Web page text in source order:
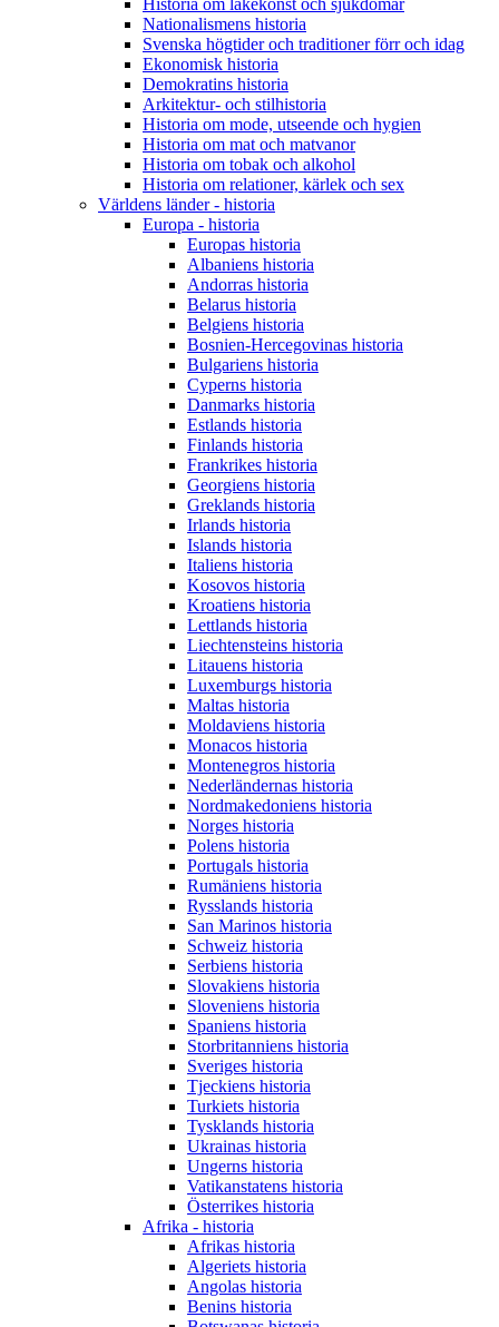
Historia om läkekonst och sjukdomar
Nationalismens historia
Svenska högtider och traditioner förr och idag
Ekonomisk historia
Demokratins historia
Arkitektur- och stilhistoria
Historia om mode, utseende och hygien
Historia om mat och matvanor
Historia om tobak och alkohol
Historia om relationer, kärlek och sex
Världens länder - historia
Europa - historia
Europas historia
Albaniens historia
Andorras historia
Belarus historia
Belgiens historia
Bosnien-Hercegovinas historia
Bulgariens historia
Cyperns historia
Danmarks historia
Estlands historia
Finlands historia
Frankrikes historia
Georgiens historia
Greklands historia
Irlands historia
Islands historia
Italiens historia
Kosovos historia
Kroatiens historia
Lettlands historia
Liechtensteins historia
Litauens historia
Luxemburgs historia
Maltas historia
Moldaviens historia
Monacos historia
Montenegros historia
Nederländernas historia
Nordmakedoniens historia
Norges historia
Polens historia
Portugals historia
Rumäniens historia
Rysslands historia
San Marinos historia
Schweiz historia
Serbiens historia
Slovakiens historia
Sloveniens historia
Spaniens historia
Storbritanniens historia
Sveriges historia
Tjeckiens historia
Turkiets historia
Tysklands historia
Ukrainas historia
Ungerns historia
Vatikanstatens historia
Österrikes historia
Afrika - historia
Afrikas historia
Algeriets historia
Angolas historia
Benins historia